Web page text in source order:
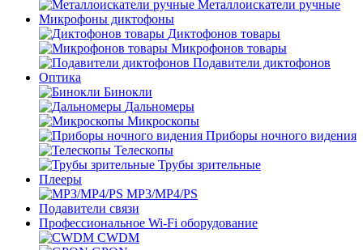
Металлоискатели ручные
Микрофоны диктофоны
Диктофонов товары
Микрофонов товары
Подавители диктофонов
Оптика
Бинокли
Дальномеры
Микроскопы
Приборы ночного видения
Телескопы
Трубы зрительные
Плееры
MP3/MP4/PS
Подавители связи
Профессиональное Wi-Fi оборудование
CWDM